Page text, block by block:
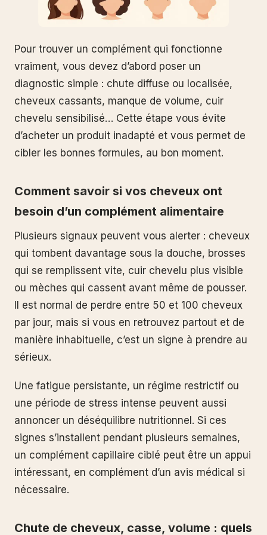
Pour trouver un complément qui fonctionne
vraiment, vous devez d’abord poser un
diagnostic simple : chute diffuse ou localisée,
cheveux cassants, manque de volume, cuir
chevelu sensibilisé… Cette étape vous évite
d’acheter un produit inadapté et vous permet de
cibler les bonnes formules, au bon moment.
Comment savoir si vos cheveux ont
besoin d’un complément alimentaire
Plusieurs signaux peuvent vous alerter : cheveux
qui tombent davantage sous la douche, brosses
qui se remplissent vite, cuir chevelu plus visible
ou mèches qui cassent avant même de pousser.
Il est normal de perdre entre 50 et 100 cheveux
par jour, mais si vous en retrouvez partout et de
manière inhabituelle, c’est un signe à prendre au
sérieux.
Une fatigue persistante, un régime restrictif ou
une période de stress intense peuvent aussi
annoncer un déséquilibre nutritionnel. Si ces
signes s’installent pendant plusieurs semaines,
un complément capillaire ciblé peut être un appui
intéressant, en complément d’un avis médical si
nécessaire.
Chute de cheveux, casse, volume : quels